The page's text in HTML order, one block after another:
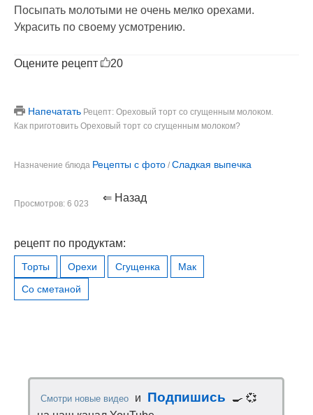
Посыпать молотыми не очень мелко орехами.
Украсить по своему усмотрению.
Оцените рецепт 20
Напечатать Рецепт: Ореховый торт со сгущенным молоком.
Как приготовить Ореховый торт со сгущенным молоком?
Назначение блюда Рецепты с фото / Сладкая выпечка
Просмотров: 6 023 ⇐ Назад
рецепт по продуктам:
Торты Орехи Сгущенка
Мак
Со сметаной
Смотри новые видео и Подпишись
🍳 💞